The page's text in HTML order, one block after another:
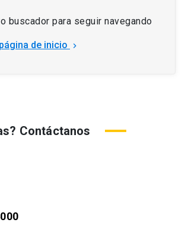
buscador para seguir navegando
de inicio keyboard_arrow_right
Contáctanos